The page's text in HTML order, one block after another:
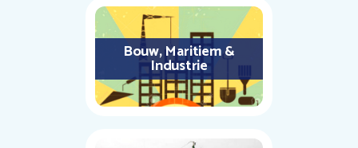
Bouw, Maritiem &
Industrie